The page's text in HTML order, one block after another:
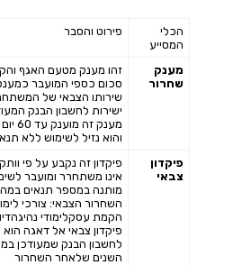
הכלי
המסייע
פירוט והסבר
מענק
שחרור
זהו מענק מטעם האגף
סכום כספי המועבר כמענק
שירותו הצבאי של
ישירות לחשבון הבנק
והוא נזיל לשימוש ללא
פיקדון
צבאי
פיקדון זה נקבע על פי
אינו משתחרר ומועבר
מותנה במספר תנאים
השחרור הצבאי: צורכי
הקמת עסקלימודי
פיקדון צבאי אל דאגה הוא
לחשבון הבנק שמעודכן
השנים שלאחר השחרור